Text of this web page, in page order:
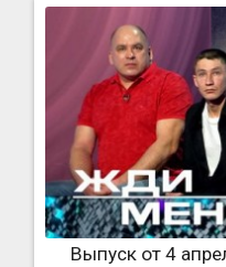
Выпуск от 4